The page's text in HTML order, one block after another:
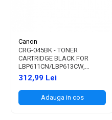
Canon
CRG-045BK - TONER
CARTRIDGE BLACK FOR
LBP611CN/LBP613CW,
MF631CN/MF633CDW/MF635CX
(1.400 PAGES)
312,99 Lei
Adauga in cos